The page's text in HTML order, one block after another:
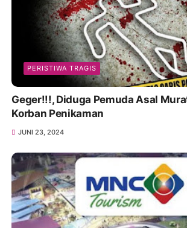
PERISTIWA TRAGIS
Geger!!!, Diduga Pemuda Asal
Korban Penikaman
JUNI 23, 2024